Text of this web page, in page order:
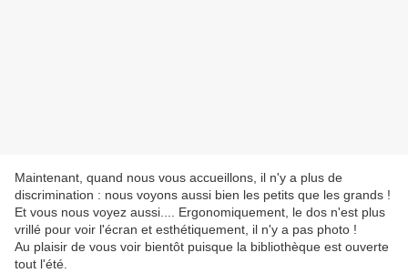
Maintenant, quand nous vous accueillons, il n'y a plus de
discrimination : nous voyons aussi bien les petits que les grands !
Et vous nous voyez aussi.... Ergonomiquement, le dos n'est plus
vrillé pour voir l'écran et esthétiquement, il n'y a pas photo !
Au plaisir de vous voir bientôt puisque la bibliothèque est ouverte
tout l'été.